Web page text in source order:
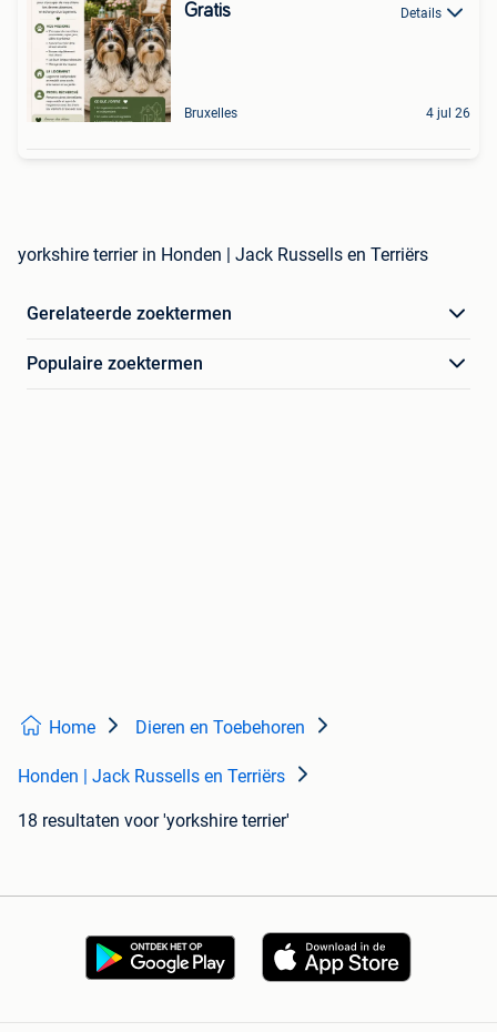
Gratis Details
Bruxelles 4 jul 26
yorkshire terrier in Honden | Jack Russells en Terriërs
Gerelateerde zoektermen
Populaire zoektermen
Home Dieren en Toebehoren
Honden | Jack Russells en Terriërs
18 resultaten voor 'yorkshire terrier'